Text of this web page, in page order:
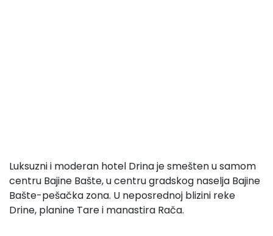
Luksuzni i moderan hotel Drina je smešten u samom
centru Bajine Bašte, u centru gradskog naselja Bajine
Bašte-pešačka zona. U neposrednoj blizini reke
Drine, planine Tare i manastira Rača.